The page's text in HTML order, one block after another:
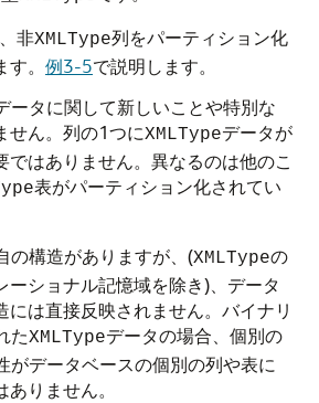
非XMLType列をパーティション化
。 例3-5で説明します。
ータに関して新しいことや特別な
せん。列の1つにXMLTypeデータが
ではありません。異なるのは他のこ
表がパーティション化されてい
の構造がありますが、(XMLTypeの
ーショナル記憶域を除き)、データ
には直接反映されません。バイナリ
たXMLTypeデータの場合、個別の
がデータベースの個別の列や表に
りません。